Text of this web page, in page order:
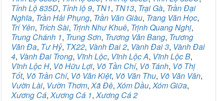
Tỉnh Lộ 835D, Tỉnh lộ 9, TN1, TN13, Trại Gà, Trần Đại
Nghĩa, Trần Hải Phụng, Trần Văn Giàu, Trang Văn Học,
Trí Yên, Trích Sài, Trịnh Như Khuê, Trịnh Quang Nghị,
Trung Chánh 1, Trung Sơn, Trương Văn Bang, Trương
Văn Đa, Tư Hỷ, TX22, Vành Đai 2, Vành Đai 3, Vành Đai
4, Vành Đai Trong, Vĩnh Lộc, Vĩnh Lộc A, Vĩnh Lộc B,
Vĩnh Lộc H, Võ Hữu Lợi, Võ Tần Chí, Võ Tánh, Võ Thị
Tốt, Võ Trần Chí, Võ Văn Kiệt, Võ Văn Thu, Võ Văn Vân,
Vườn Lài, Vườn Thơm,Xã Đê,Xóm Dầu,Xóm Giữa,
Xương Cá,Xương Cá 1,Xương Cá 2